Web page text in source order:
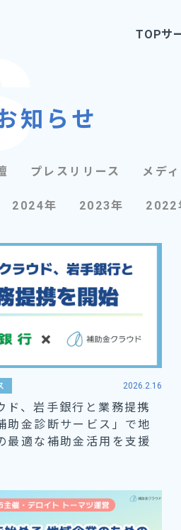
TOPサ
知らせ
プレスリリース メデ
2024年 2023年 2022
2026.2.16
ド、岩手銀行と業務提携
金診断サービス」で地
最適な補助金活用を支援